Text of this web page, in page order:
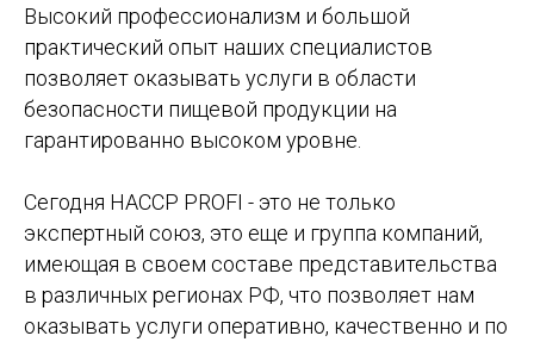
Высокий профессионализм и большой
практический опыт наших специалистов
позволяет оказывать услуги в области
безопасности пищевой продукции на
гарантированно высоком уровне.
Сегодня HACCP PROFI - это не только
экспертный союз, это еще и группа компаний,
имеющая в своем составе представительства
в различных регионах РФ, что позволяет нам
оказывать услуги оперативно, качественно и по